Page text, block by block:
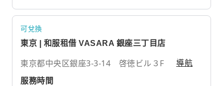
可兌換
東京 | 和服租借 VASARA 銀座三丁目店
東京都中央区銀座3-3-14 啓徳ビル３F 導航
服務時間